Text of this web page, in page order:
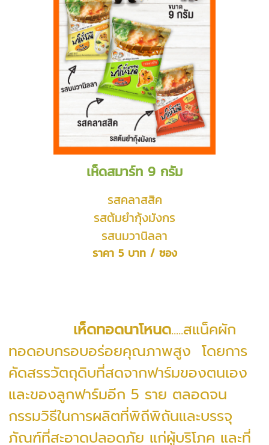
เห็ดสมาร์ท 9 กรัม
รสคลาสสิค
รสต้มยำกุ้งมังกร
รสนมวานิลลา
ราคา 5 บาท / ซอง
เห็ดทอดนาโหนด.....สแน็คผัก
ทอดอบกรอบอร่อยคุณภาพสูง โดยการ
คัดสรรวัตถุดิบที่สดจากฟาร์มของตนเอง
และของลูกฟาร์มอีก 5 ราย ตลอดจน
กรรมวิธีในการผลิตที่พิถีพิถันและบรรจุ
ภัณฑ์ที่สะอาดปลอดภัย แก่ผู้บริโภค และที่